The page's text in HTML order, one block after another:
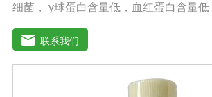
细菌， γ球蛋白含量低，血红蛋白含量
的培养。质量标准：符合《中华人民共
版质量标准。规格：100ml/瓶、250ml/瓶
存：-15℃―-20℃有效期：5年注意事项
逐步解冻法（ -20℃→2-8℃→ 室温），
使血清质量不会受到影响。
联系我们